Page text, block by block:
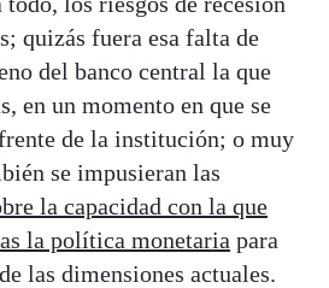
quizás fuera esa falta de
del banco central la que
en un momento en que se
de la institución; o muy
se impusieran las
la capacidad con la que
la política monetaria para
las dimensiones actuales.